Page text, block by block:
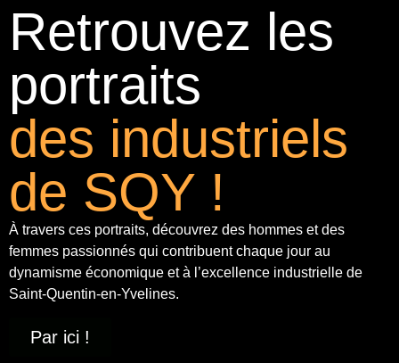
Retrouvez les
portraits
des industriels
de SQY !
À travers ces portraits, découvrez des hommes et des
femmes passionnés qui contribuent chaque jour au
dynamisme économique et à l’excellence industrielle de
Saint-Quentin-en-Yvelines.
Par ici !